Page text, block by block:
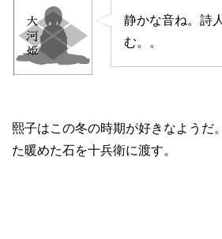
静かな音ね。詩
む。。
熙子はこの冬の時期が好きなようだ
た暖めた石を十兵衛に渡す。